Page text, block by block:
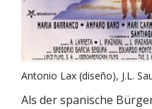
Antonio Lax (diseño), J.L.
Als der spanische